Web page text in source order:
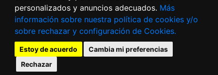
personalizados y anuncios adecuados. Más
información sobre nuestra política de cookies y/o
sobre rechazar y configuración de Cookies.
Estoy de acuerdo
Cambia mi preferencias
Rechazar